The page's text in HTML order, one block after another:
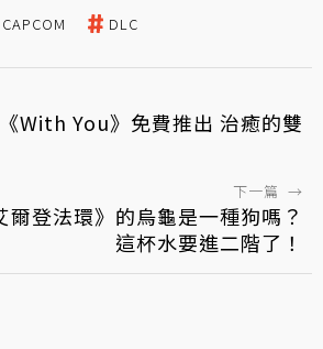
CAPCOM DLC
With You》免費推出 治癒的雙
下一篇 →
爾登法環》的烏龜是一種狗嗎？
這杯水要進二階了！